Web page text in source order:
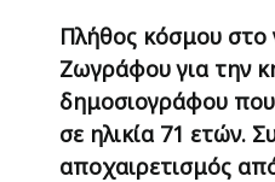
Πλήθος κόσμου στο
Ζωγράφου για την
δημοσιογράφου
σε ηλικία 71 ετών.
αποχαιρετισμός